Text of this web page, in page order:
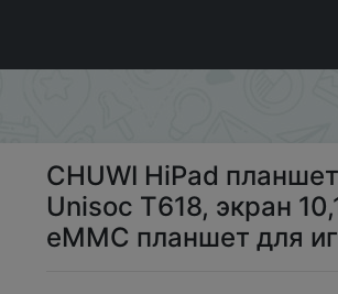
ядер, Unisoc T618, экран
CHUWI HiPad
Unisoc T618, экран
eMMC планшет для